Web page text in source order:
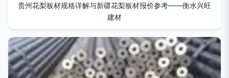
贵州花梨板材规格详解与新疆花梨板材报价参考——衡水兴旺
建材